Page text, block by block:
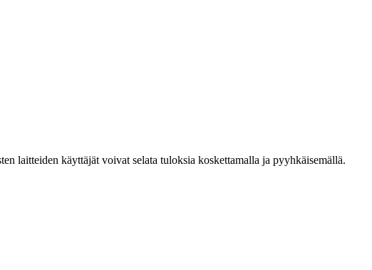
laitteiden käyttäjät voivat selata tuloksia koskettamalla ja pyyhkäisemällä.